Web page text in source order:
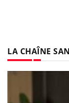
LA CHAÎNE